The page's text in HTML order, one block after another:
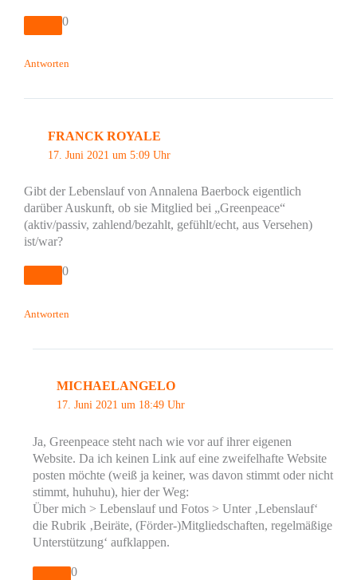
0
Antworten
FRANCK ROYALE
17. Juni 2021 um 5:09 Uhr
Gibt der Lebenslauf von Annalena Baerbock eigentlich
darüber Auskunft, ob sie Mitglied bei „Greenpeace“
(aktiv/passiv, zahlend/bezahlt, gefühlt/echt, aus Versehen)
ist/war?
0
Antworten
MICHAELANGELO
17. Juni 2021 um 18:49 Uhr
Ja, Greenpeace steht nach wie vor auf ihrer eigenen
Website. Da ich keinen Link auf eine zweifelhafte Website
posten möchte (weiß ja keiner, was davon stimmt oder nicht
stimmt, huhuhu), hier der Weg:
Über mich > Lebenslauf und Fotos > Unter ‚Lebenslauf‘
die Rubrik ‚Beiräte, (Förder-)Mitgliedschaften, regelmäßige
Unterstützung‘ aufklappen.
0